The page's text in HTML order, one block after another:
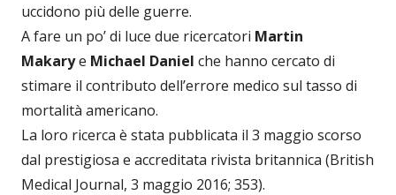
uccidono più delle guerre.
A fare un po’ di luce due ricercatori Martin
Makarye Michael Daniel che hanno cercato di
stimare il contributo dell’errore medico sul tasso di
mortalità americano.
La loro ricerca è stata pubblicata il 3 maggio scorso
dal prestigiosa e accreditata rivista britannica (British
Medical Journal, 3 maggio 2016; 353).